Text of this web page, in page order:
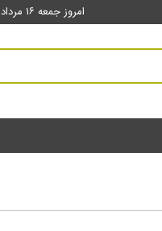
امروز جمعه ۱۶ مرداد ماه ۱۴۰۵ ساعت: ۰۷:۳۴:۲۰